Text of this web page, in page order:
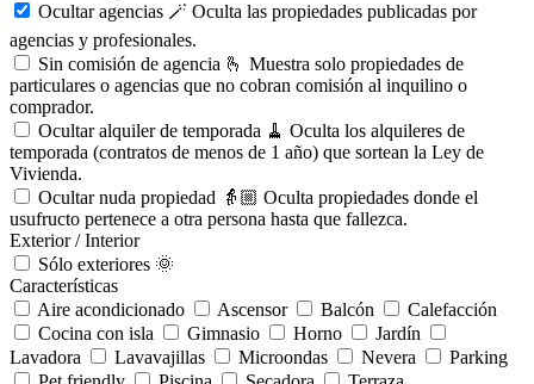
Ocultar agencias 🪄 Oculta las propiedades publicadas por
agencias y profesionales.
Sin comisión de agencia 🫰 Muestra solo propiedades de
particulares o agencias que no cobran comisión al inquilino o
comprador.
Ocultar alquiler de temporada 🧹 Oculta los alquileres de
temporada (contratos de menos de 1 año) que sortean la Ley de
Vivienda.
Ocultar nuda propiedad 👵🏼 Oculta propiedades donde el
usufructo pertenece a otra persona hasta que fallezca.
Exterior / Interior
Sólo exteriores 🌞
Características
Aire acondicionado
Ascensor Balcón
Calefacción
Cocina con isla
Gimnasio Horno
Jardín
Lavadora
Lavavajillas Microondas Nevera
Parking